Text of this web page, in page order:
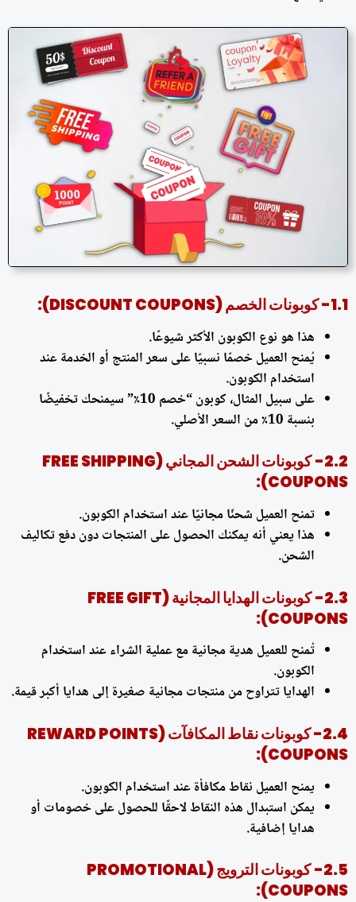
1.1- كوبونات الخصم (DISCOUNT COUPONS):
هذا هو نوع الكوبون الأكثر شيوعًا.
يُمنح العميل خصمًا نسبيًا على سعر المنتج أو الخدمة عند
استخدام الكوبون.
على سبيل المثال، كوبون “خصم 10٪” سيمنحك تخفيضًا
بنسبة 10٪ من السعر الأصلي.
2.2-
كوبونات الشحن المجاني (FREE SHIPPING
COUPONS):
تمنح العميل شحنًا مجانيًا عند استخدام الكوبون.
هذا يعني أنه يمكنك الحصول على المنتجات دون دفع تكاليف
الشحن.
2.3-
كوبونات الهدايا المجانية (FREE GIFT
COUPONS):
تُمنح للعميل هدية مجانية مع عملية الشراء عند استخدام
الكوبون.
الهدايا تتراوح من منتجات مجانية صغيرة إلى هدايا أكبر قيمة.
2.4- كوبونات نقاط المكافآت (REWARD POINTS
COUPONS):
يمنح العميل نقاط مكافأة عند استخدام الكوبون.
يمكن استبدال هذه النقاط لاحقًا للحصول على خصومات أو
هدايا إضافية.
2.5-
كوبونات الترويج (PROMOTIONAL
COUPONS):